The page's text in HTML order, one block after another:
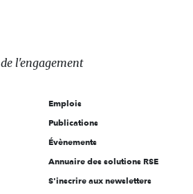
de l'engagement
Emplois
Publications
Évènements
Annuaire des solutions RSE
S'inscrire aux newsletters